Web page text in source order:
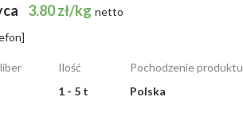
3.80 zł/kg netto
Ilość
1 - 5 t
Pochodzenie produktu
Polska